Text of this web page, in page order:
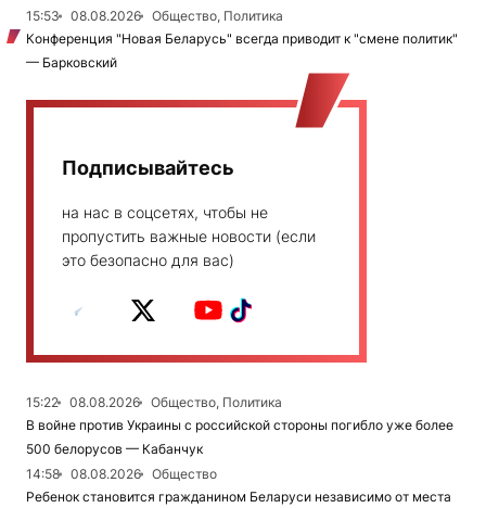
15:53
08.08.2026
Общество, Политика
Конференция "Новая Беларусь" всегда приводит к "смене политик"
— Барковский
Подписывайтесь
на нас в соцсетях, чтобы не
пропустить важные новости (если
это безопасно для вас)
15:22 08.08.2026
Общество, Политика
В войне против Украины с российской стороны погибло уже более
500 белорусов — Кабанчук
14:58
08.08.2026
Общество
Ребенок становится гражданином Беларуси независимо от места